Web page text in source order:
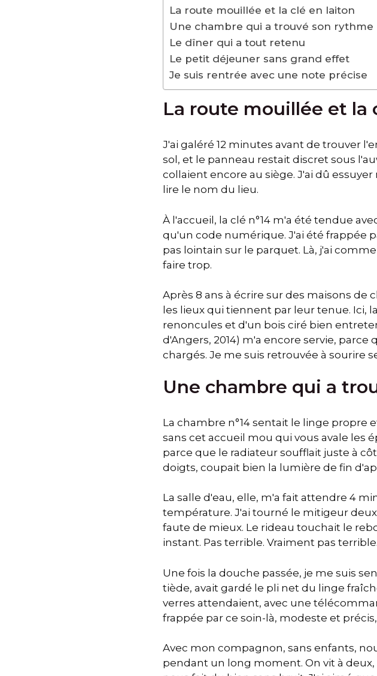
La route mouillée et la clé en laiton
Une chambre qui a trouvé son rythme
Le dîner qui a tout retenu
Le petit déjeuner sans grand effet
Je suis rentrée avec une note précise
La route mouillée et la
J'ai galéré 12 minutes avant de trouver
sol, et le panneau restait discret sous
collaient encore au siège. J'ai dû
lire le nom du lieu.
À l'accueil, la clé n°14 m'a été tendue
qu'un code numérique. J'ai été frappée
pas lointain sur le parquet. Là, j'ai
faire trop.
Après 8 ans à écrire sur des maisons de
les lieux qui tiennent par leur tenue. Ici,
renoncules et d'un bois ciré bien
d'Angers, 2014) m'a encore servie,
chargés. Je me suis retrouvée à sourire
Une chambre qui a
La chambre n°14 sentait le linge propre
sans cet accueil mou qui vous avale les
parce que le radiateur soufflait juste à
doigts, coupait bien la lumière de fin
La salle d'eau, elle, m'a fait attendre 4
température. J'ai tourné le mitigeur
faute de mieux. Le rideau touchait le
instant. Pas terrible. Vraiment pas terrible.
Une fois la douche passée, je me suis
tiède, avait gardé le pli net du linge
verres attendaient, avec une
frappée par ce soin-là, modeste et
Avec mon compagnon, sans enfants,
pendant un long moment. On vit à